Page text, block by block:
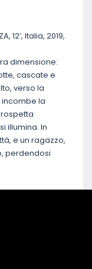
12’, Italia, 2019,
dimensione:
cascate e
verso la
la
illumina. In
e un ragazzo,
perdendosi